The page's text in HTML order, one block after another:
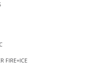
FIRE+ICE